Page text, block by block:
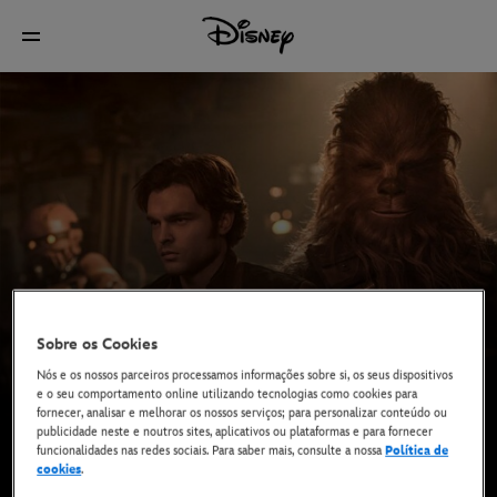
Sobre os Cookies
Nós e os nossos parceiros processamos informações sobre si, os seus dispositivos
e o seu comportamento online utilizando tecnologias como cookies para
fornecer, analisar e melhorar os nossos serviços; para personalizar conteúdo ou
publicidade neste e noutros sites, aplicativos ou plataformas e para fornecer
funcionalidades nas redes sociais. Para saber mais, consulte a nossa Política de
cookies.